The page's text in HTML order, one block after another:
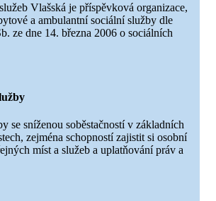
Vlašská je příspěvková organizace,
a ambulantní sociální služby dle
ze dne 14. března 2006 o sociálních
se sníženou soběstačností v základních
zejména schopností zajistit si osobní
míst a služeb a uplatňování práv a